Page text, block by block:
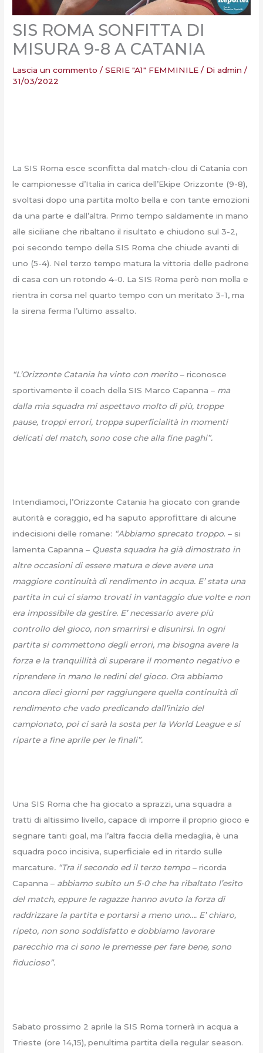
SIS ROMA SONFITTA DI
MISURA 9-8 A CATANIA
Lascia un commento /SERIE "A1" FEMMINILE / Diadmin/
31/03/2022
La SIS Roma esce sconfitta dal match-clou di Catania con
le campionesse d’Italia in carica dell’Ekipe Orizzonte (9-8),
svoltasi dopo una partita molto bella e con tante emozioni
da una parte e dall’altra. Primo tempo saldamente in mano
alle siciliane che ribaltano il risultato e chiudono sul 3-2,
poi secondo tempo della SIS Roma che chiude avanti di
uno (5-4). Nel terzo tempo matura la vittoria delle padrone
di casa con un rotondo 4-0. La SIS Roma però non molla e
rientra in corsa nel quarto tempo con un meritato 3-1, ma
la sirena ferma l’ultimo assalto.
“L’Orizzonte Catania ha vinto con merito– riconosce
sportivamente il coach della SIS Marco Capanna – ma
dalla mia squadra mi aspettavo molto di più, troppe
pause, troppi errori, troppa superficialità in momenti
delicati del match, sono cose che alla fine paghi”.
Intendiamoci, l’Orizzonte Catania ha giocato con grande
autorità e coraggio, ed ha saputo approfittare di alcune
indecisioni delle romane: “Abbiamo sprecato troppo. – si
lamenta Capanna – Questa squadra ha già dimostrato in
altre occasioni di essere matura e deve avere una
maggiore continuità di rendimento in acqua. E’ stata una
partita in cui ci siamo trovati in vantaggio due volte e non
era impossibile da gestire. E’ necessario avere più
controllo del gioco, non smarrirsi e disunirsi. In ogni
partita si commettono degli errori, ma bisogna avere la
forza e la tranquillità di superare il momento negativo e
riprendere in mano le redini del gioco. Ora abbiamo
ancora dieci giorni per raggiungere quella continuità di
rendimento che vado predicando dall’inizio del
campionato, poi ci sarà la sosta per la World League e si
riparte a fine aprile per le finali”.
Una SIS Roma che ha giocato a sprazzi, una squadra a
tratti di altissimo livello, capace di imporre il proprio gioco e
segnare tanti goal, ma l’altra faccia della medaglia, è una
squadra poco incisiva, superficiale ed in ritardo sulle
marcature. “Tra il secondo ed il terzo tempo– ricorda
Capanna – abbiamo subito un 5-0 che ha ribaltato l’esito
del match, eppure le ragazze hanno avuto la forza di
raddrizzare la partita e portarsi a meno uno…. E’ chiaro,
ripeto, non sono soddisfatto e dobbiamo lavorare
parecchio ma ci sono le premesse per fare bene, sono
fiducioso”.
Sabato prossimo 2 aprile la SIS Roma tornerà in acqua a
Trieste (ore 14,15), penultima partita della regular season.